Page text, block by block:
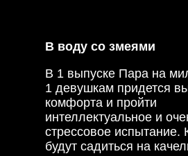
В воду со змеями
В 1 выпуске Пара на
1 девушкам придется
комфорта и пройти
интеллектуальное и
стрессовое испытание.
будут садиться на